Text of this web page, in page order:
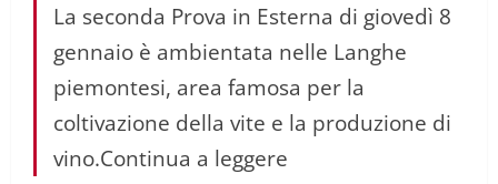
La seconda Prova in Esterna di giovedì 8
gennaio è ambientata nelle Langhe
piemontesi, area famosa per la
coltivazione della vite e la produzione di
vino.Continua a leggere